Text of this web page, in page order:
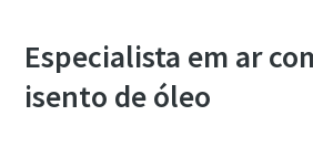
Especialista em ar
isento de óleo